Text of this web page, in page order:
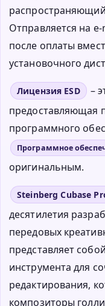
Отправляется на
после оплаты
установочного
Лицензия ESD
–
предоставляющая
программного
Программное
оригинальным.
Steinberg Cubase
десятилетия
передовых
представляет
инструмента для
редактирования,
композиторы